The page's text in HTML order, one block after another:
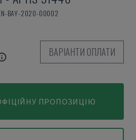
BAY-2020-00002
ВАРІАНТИ ОПЛАТИ
ПРОПОЗИЦІЮ